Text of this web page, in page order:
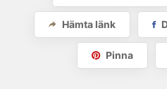
Hämta länk
Pinna